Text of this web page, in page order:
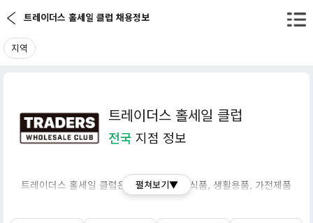
트레이더스 홀세일 클럽 채용정보
지역
트레이더스 홀세일 클럽
전국 지점 정보
트레이더스 홀세일 클럽은 신선식품, 가공식품, 생활용품, 가전제품
등을 대용량 및 박스 단위로 저렴하게 판매하는 회원제 창고형 할인
마트입니다.
펼쳐보기▼